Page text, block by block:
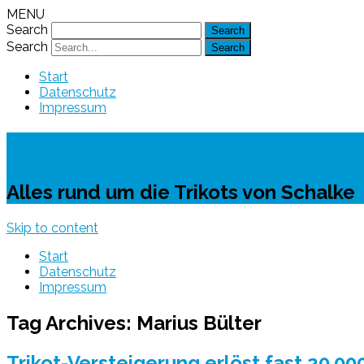
MENU
Search
Search
Start
Datenschutz
Impressum
Alles rund um die Trikots von Schalke
Skip to content
Start
Datenschutz
Impressum
Tag Archives: Marius Bülter